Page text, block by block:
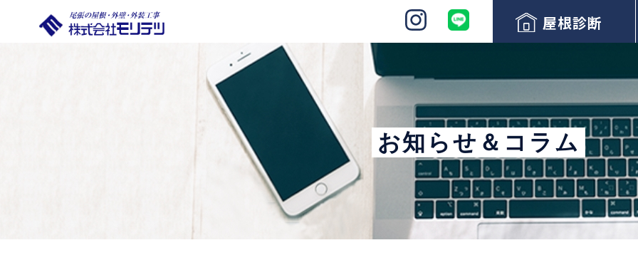
屋根診断
お知らせ＆コラム